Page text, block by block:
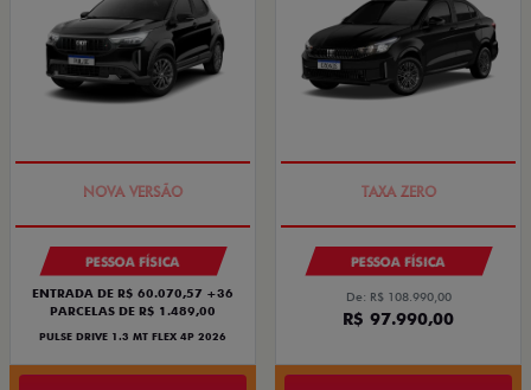
PESSOA FÍSICA
ENTRADA DE R$ 60.070,57 +36
PARCELAS DE R$ 1.489,00
PULSE DRIVE 1.3 MT FLEX 4P 2026
PESSOA FÍSICA
De: R$ 108.990,00
R$ 97.990,00